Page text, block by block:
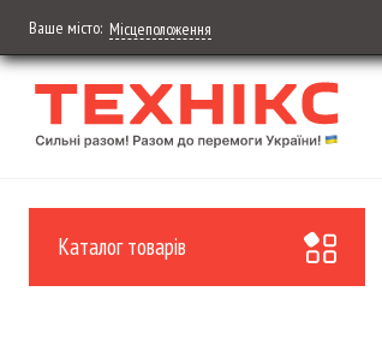
Ваше місто: Місцеположення
Каталог товарів